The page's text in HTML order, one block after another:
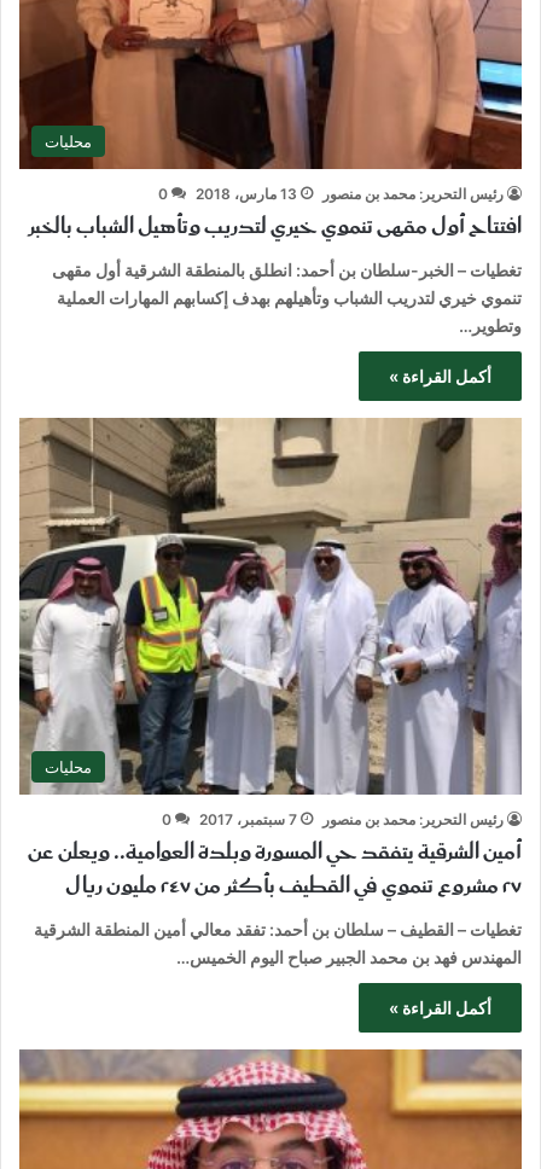
محليات
رئيس التحرير: محمد بن منصور 13 مارس، 2018 0
افتتاح أول مقهى تنموي خيري لتدريب وتأهيل الشباب بالخبر
تغطيات – الخبر-سلطان بن أحمد: انطلق بالمنطقة الشرقية أول مقهى
تنموي خيري لتدريب الشباب وتأهيلهم بهدف إكسابهم المهارات العملية
وتطوير…
أكمل القراءة »
محليات
رئيس التحرير: محمد بن منصور 7 سبتمبر، 2017 0
أمين الشرقية يتفقد حي المسورة وبلدة العوامية.. ويعلن عن
٢٧ مشروع تنموي في القطيف بأكثر من ٢٤٧ مليون ريال
تغطيات – القطيف – سلطان بن أحمد: تفقد معالي أمين المنطقة الشرقية
المهندس فهد بن محمد الجبير صباح اليوم الخميس…
أكمل القراءة »